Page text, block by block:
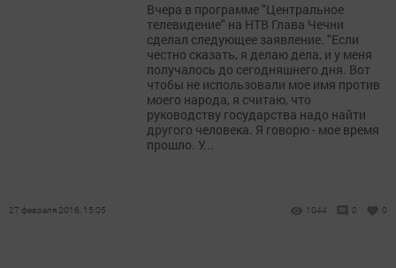
Вчера в программе "Центральное
телевидение" на НТВ Глава Чечни
сделал следующее заявление. "Если
честно сказать, я делаю дела, и у меня
получалось до сегодняшнего дня. Вот
чтобы не использовали мое имя против
моего народа, я считаю, что
руководству государства надо найти
другого человека. Я говорю - мое время
прошло. У...
27 февраля 2016, 15:05 1044 0 0